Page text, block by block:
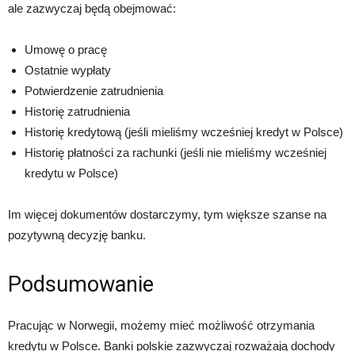
ale zazwyczaj będą obejmować:
Umowę o pracę
Ostatnie wypłaty
Potwierdzenie zatrudnienia
Historię zatrudnienia
Historię kredytową (jeśli mieliśmy wcześniej kredyt w Polsce)
Historię płatności za rachunki (jeśli nie mieliśmy wcześniej
kredytu w Polsce)
Im więcej dokumentów dostarczymy, tym większe szanse na
pozytywną decyzję banku.
Podsumowanie
Pracując w Norwegii, możemy mieć możliwość otrzymania
kredytu w Polsce. Banki polskie zazwyczaj rozważają dochody